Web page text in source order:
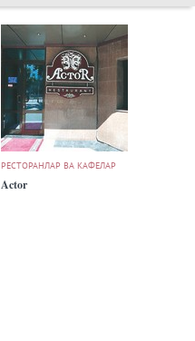
РЕСТОРАНЛАР ВА КАФЕЛАР
Actor